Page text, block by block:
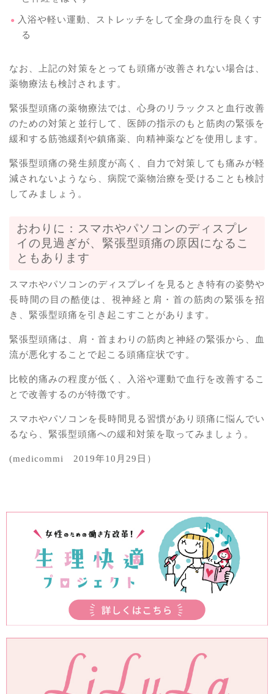
入浴や軽い運動、ストレッチをして全身の血行を良くす
る
なお、上記の対策をとっても頭痛が改善されない場合は、
薬物療法も検討されます。
緊張型頭痛の薬物療法では、心身のリラックスと血行改善
のための対策と並行して、医師の指示のもと筋肉の緊張を
緩和する筋弛緩剤や鎮痛薬、向精神薬などを使用します。
緊張型頭痛の発生頻度が高く、自力で対策しても痛みが軽
減されないようなら、病院で薬物治療を受けることも検討
してみましょう。
おわりに：スマホやパソコンのディスプレ
イの見過ぎが、緊張型頭痛の原因になるこ
ともあります
スマホやパソコンのディスプレイを見るとき特有の姿勢や
長時間の目の酷使は、視神経と肩・首の筋肉の緊張を招
き、緊張型頭痛を引き起こすことがあります。
緊張型頭痛は、肩・首まわりの筋肉と神経の緊張から、血
流が悪化することで起こる頭痛症状です。
比較的痛みの程度が低く、入浴や運動で血行を改善するこ
とで改善するのが特徴です。
スマホやパソコンを長時間見る習慣があり頭痛に悩んでい
るなら、緊張型頭痛への緩和対策を取ってみましょう。
(medicommi 2019年10月29日）